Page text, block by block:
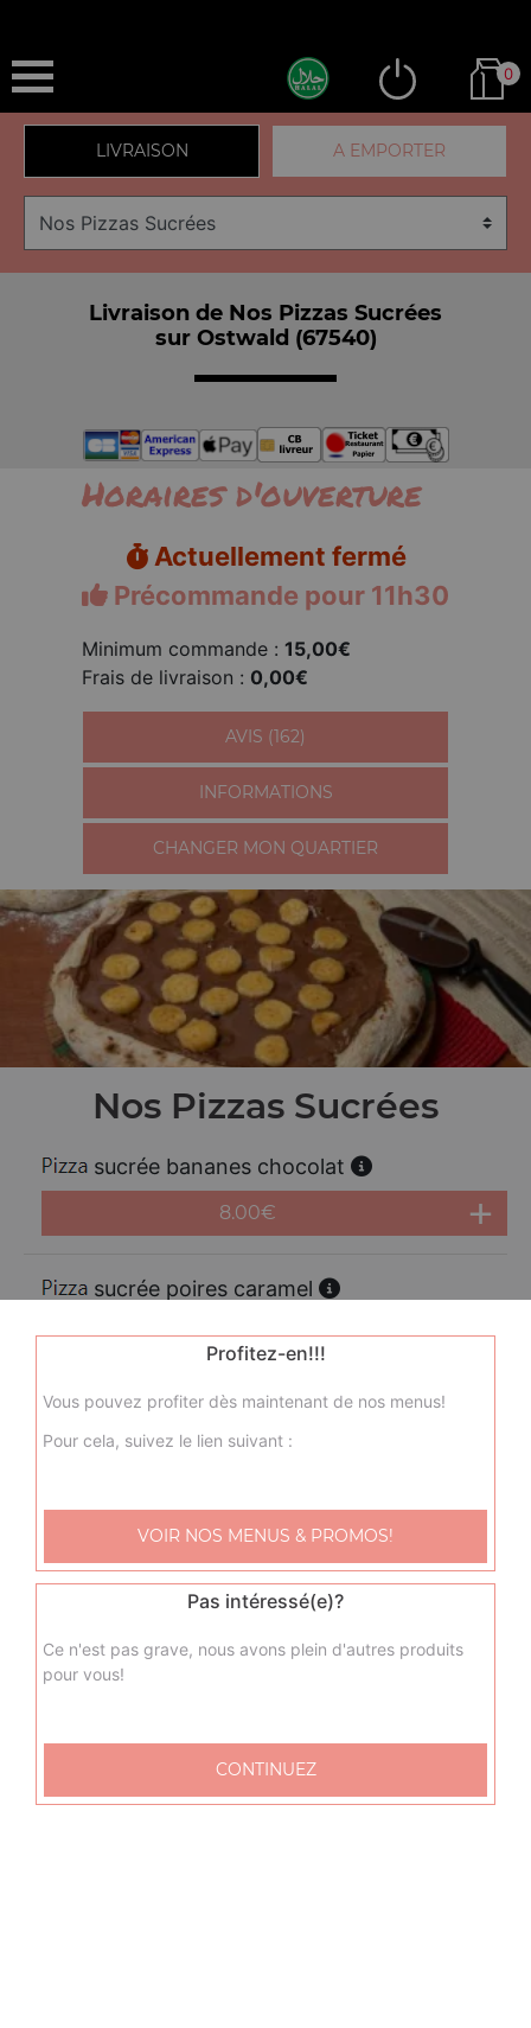
0
LIVRAISON A EMPORTER
Livraison de Nos Pizzas Sucrées
sur Ostwald (67540)
Horaires d'ouverture
Actuellement fermé
Précommande pour 11h30
Minimum commande : 15,00€
Frais de livraison : 0,00€
AVIS (162)
INFORMATIONS
CHANGER MON QUARTIER
Nos Pizzas Sucrées
sucrée bananes chocolat
8.00€
sucrée poires caramel
8.00€
sucrée pommes amandes
Profitez-en!!!
Vous pouvez profiter dès maintenant de nos menus!
Pour cela, suivez le lien suivant :
VOIR NOS MENUS & PROMOS!
Pas intéressé(e)?
Ce n'est pas grave, nous avons plein d'autres produits
pour vous!
CONTINUEZ